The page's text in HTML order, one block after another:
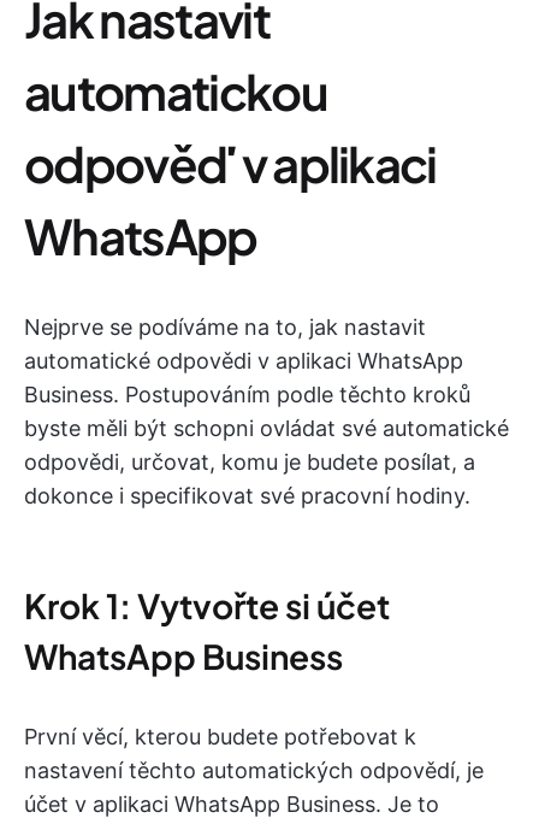
Jak nastavit
automatickou
odpověď v aplikaci
WhatsApp
Nejprve se podíváme na to, jak nastavit
automatické odpovědi v aplikaci WhatsApp
Business. Postupováním podle těchto kroků
byste měli být schopni ovládat své automatické
odpovědi, určovat, komu je budete posílat, a
dokonce i specifikovat své pracovní hodiny.
Krok 1: Vytvořte si účet
WhatsApp Business
První věcí, kterou budete potřebovat k
nastavení těchto automatických odpovědí, je
účet v aplikaci WhatsApp Business. Je to